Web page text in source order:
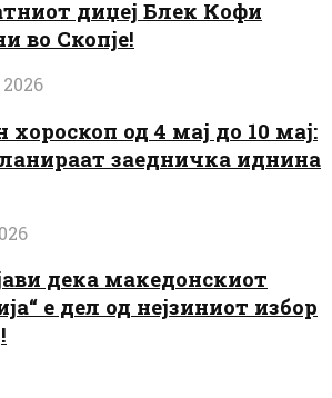
диџеј Блек Кофи
во Скопје!
2026
од 4 мај до 10 мај:
заедничка иднина
дека македонскиот
е дел од нејзиниот избор